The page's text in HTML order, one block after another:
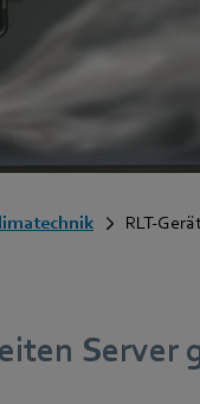
RLT-
Server